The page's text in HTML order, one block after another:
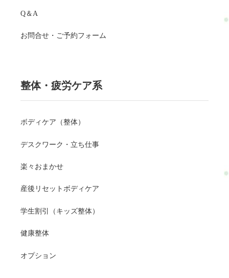
Q＆A
お問合せ・ご予約フォーム
整体・疲労ケア系
ボディケア（整体）
デスクワーク・立ち仕事
楽々おまかせ
産後リセットボディケア
学生割引（キッズ整体）
健康整体
オプション